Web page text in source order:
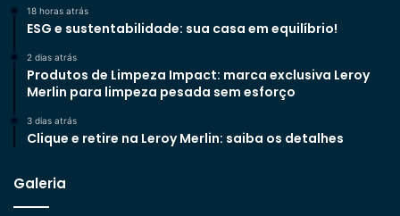
18 horas atrás
ESG e sustentabilidade: sua casa em equilíbrio!
2 dias atrás
Produtos de Limpeza Impact: marca exclusiva Leroy
Merlin para limpeza pesada sem esforço
3 dias atrás
Clique e retire na Leroy Merlin: saiba os detalhes
Galeria